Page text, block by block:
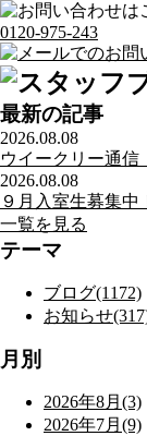
0120-975-243
最新の記事
2026.08.08
ウイークリー通信
2026.08.08
９月入室生募集中
一覧を見る
テーマ
ブログ(1172)
お知らせ
月別
2026年8月(3)
2026年7月(9)